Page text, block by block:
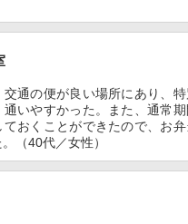
交通の便が良い場所にあり、
いやすかった。また、通常
ておくことができたので、お
（40代／女性）